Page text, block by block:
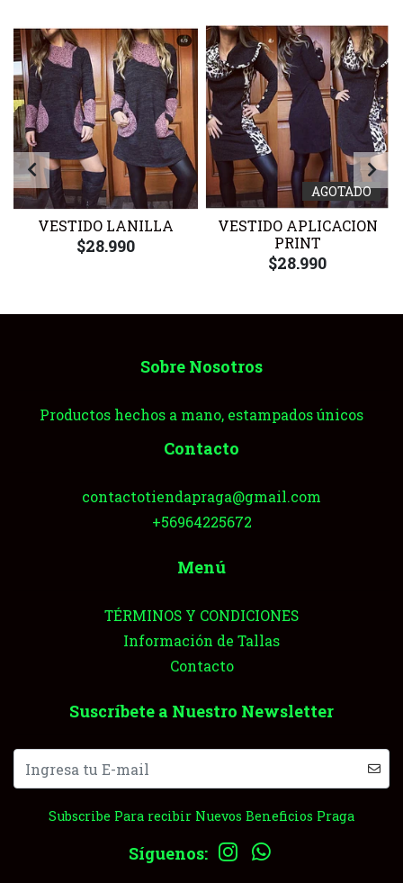
VESTIDO LANILLA
$28.990
AGOTADO
VESTIDO APLICACION
PRINT
$28.990
Sobre Nosotros
Productos hechos a mano, estampados únicos
Contacto
contactotiendapraga@gmail.com
+56964225672
Menú
TÉRMINOS Y CONDICIONES
Información de Tallas
Contacto
Suscríbete a Nuestro Newsletter
Subscribe Para recibir Nuevos Beneficios Praga
Síguenos: